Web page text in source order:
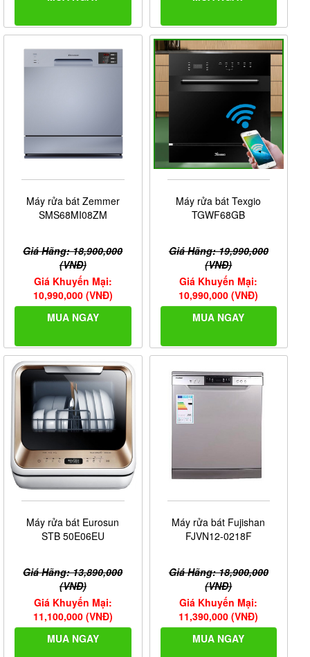
Máy rửa bát Zemmer
SMS68MI08ZM
Giá Hãng: 18,900,000
(VNĐ)
Giá Khuyến Mại:
10,990,000 (VNĐ)
MUA NGAY
Máy rửa bát Texgio
TGWF68GB
Giá Hãng: 19,990,000
(VNĐ)
Giá Khuyến Mại:
10,990,000 (VNĐ)
MUA NGAY
Máy rửa bát Eurosun
STB 50E06EU
Giá Hãng: 13,890,000
(VNĐ)
Giá Khuyến Mại:
11,100,000 (VNĐ)
MUA NGAY
Máy rửa bát Fujishan
FJVN12-0218F
Giá Hãng: 18,900,000
(VNĐ)
Giá Khuyến Mại:
11,390,000 (VNĐ)
MUA NGAY